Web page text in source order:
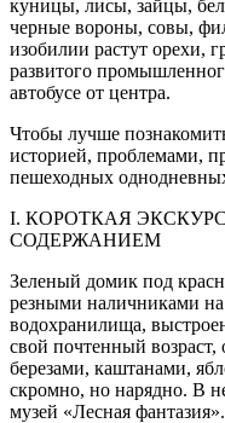
куницы, лисы, зайцы,
черные вороны, совы,
изобилии растут орехи,
развитого
автобусе от центра.
Чтобы лучше
историей, проблемами,
пешеходных
I. КОРОТКАЯ
СОДЕРЖАНИЕМ
Зеленый домик под
резными наличниками на
водохранилища,
свой почтенный
березами, каштанами,
скромно, но нарядно. В
музей «Лесная фантазия».